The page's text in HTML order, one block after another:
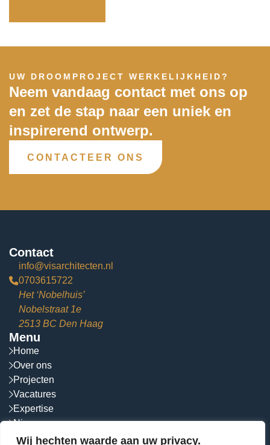
Wij hechten waarde aan uw privacy.
UW DROOMPROJECT WERKELIJKHEID?
Neem vandaag contact met ons op
en zet de stap naar een uniek en
inspirerend ontwerp.
CONTACTEER ONS
Contact
info@visarchitecten.nl
0703615722
Het ‘Nobelhuis’
Nobelstraat 1e
2513 BC Den Haag
Menu
Home
Over ons
Projecten
Vacatures
Expertise
Nieuws
Contact